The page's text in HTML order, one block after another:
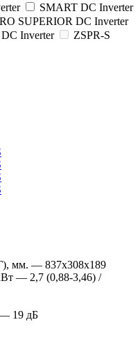
SMART DC Inverter
SUPERIOR DC Inverter
Inverter
ZSPR-S
мм. — 837х308х189
— 2,7 (0,88-3,46) /
19 дБ